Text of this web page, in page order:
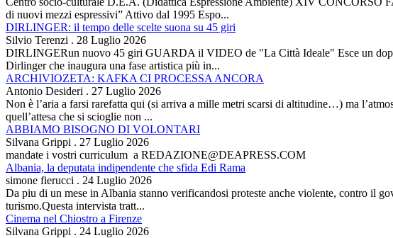
di nuovi mezzi espressivi” Attivo dal 1995 Espo...
DIRLINGER: il tempo delle scelte suona su 45 giri
Silvio Terenzi . 28 Luglio 2026
DIRLINGERun nuovo 45 giri GUARDA il VIDEO de "La Città Ideale" Esce un
Dirlinger che inaugura una fase artistica più in...
ARCHIVIOZETA: KAFKA CI PROCESSA ANCORA
Antonio Desideri . 27 Luglio 2026
Non è l’aria a farsi rarefatta qui (si arriva a mille metri scarsi di altitudine…) ma
quell’attesa che si scioglie non ...
ABBIAMO BISOGNO DI VOLONTARI
Silvana Grippi . 27 Luglio 2026
mandate i vostri curriculum a REDAZIONE@DEAPRESS.COM
Albania, la deputata indipendente che sfida Edi Rama
simone fierucci . 24 Luglio 2026
Da piu di un mese in Albania stanno verificandosi proteste anche violente, contro il
turismo.Questa intervista tratt...
Cinema nel Chiostro a Firenze
Silvana Grippi . 24 Luglio 2026